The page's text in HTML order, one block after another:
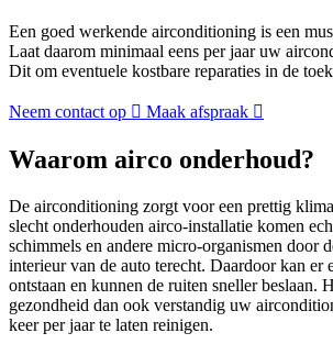
Een goed werkende airconditioning is een
Laat daarom minimaal eens per jaar uw
Dit om eventuele kostbare reparaties in de
Neem contact op Maak afspraak
Waarom airco onderhoud?
De airconditioning zorgt voor een prettig
slecht onderhouden airco-installatie komen
schimmels en andere micro-organismen door
interieur van de auto terecht. Daardoor kan er
ontstaan en kunnen de ruiten sneller beslaan.
gezondheid dan ook verstandig uw
keer per jaar te laten reinigen.